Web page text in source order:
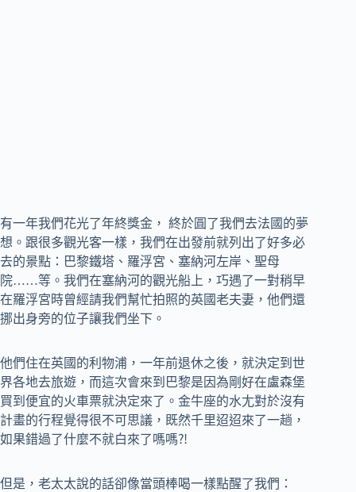
有一年我們花光了年終獎金， 終於圓了我們去法國的夢
想。跟很多觀光客一樣，我們在出發前就列出了好多必
去的景點：巴黎鐵塔、羅浮宮、塞納河左岸、聖母
院……等。我們在塞納河的觀光船上，巧遇了一對稍早
在羅浮宮時曾經請我們幫忙拍照的英國老夫妻，他們還
挪出身旁的位子讓我們坐下。
他們住在英國的利物浦，一年前退休之後，就決定到世
界各地去旅遊，而這次會來到巴黎是因為剛好在盧森堡
買到便宜的火車票就決定來了。金牛座的水尢對於沒有
計畫的行程覺得很不可思議，既然千里迢迢來了一趟，
如果錯過了什麼不就白來了嗎嗎⁈
但是，老太太說的話卻像當頭棒喝一樣點醒了我們：